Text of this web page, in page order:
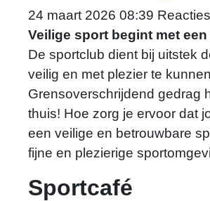
24 maart 2026 08:39
Veilige sport begint met
De sportclub dient bij uitstek
veilig en met plezier te
Grensoverschrijdend gedrag
thuis! Hoe zorg je ervoor dat
een veilige en betrouwbare
fijne en plezierige
Sportcafé